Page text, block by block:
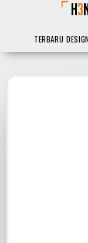
TERBARU DESIGN